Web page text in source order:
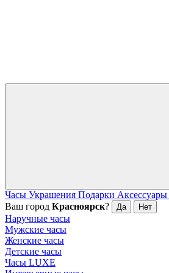
Часы Украшения Подарки Аксессуары
Ваш город Красноярск? Да Нет
Наручные часы
Мужские часы
Женские часы
Детские часы
Часы LUXE